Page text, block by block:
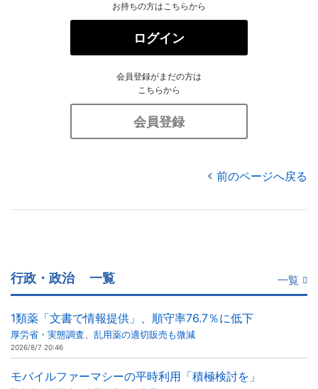
お持ちの方はこちらから
ログイン
会員登録がまだの方は
こちらから
会員登録
前のページへ戻る
行政・政治 一覧 一覧
1類薬「文書で情報提供」、順守率76.7％に低下
厚労省・実態調査、乱用薬の適切販売も微減
2026/8/7 20:46
モバイルファーマシーの平時利用「積極検討を」